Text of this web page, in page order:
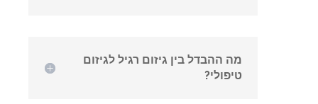
מה ההבדל בין גיזום רגיל לגיזום
טיפולי?